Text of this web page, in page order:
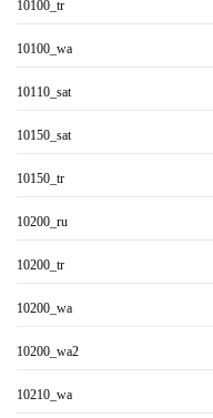
10100_tr
10100_wa
10110_sat
10150_sat
10150_tr
10200_ru
10200_tr
10200_wa
10200_wa2
10210_wa